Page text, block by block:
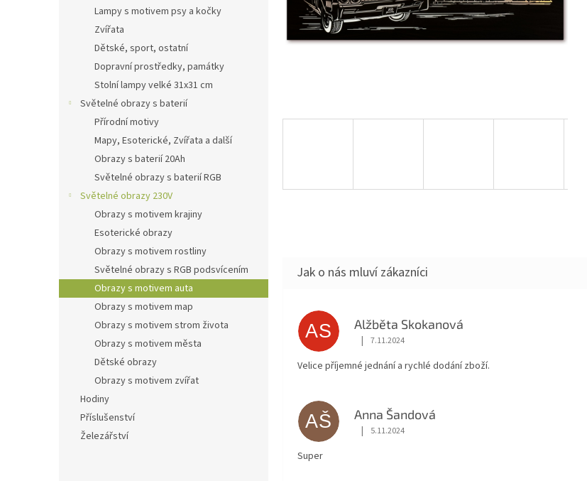
Lampy s motivem psy a kočky
Zvířata
Dětské, sport, ostatní
Dopravní prostředky, památky
Stolní lampy velké 31x31 cm
Světelné obrazy s baterií
Přírodní motivy
Mapy, Esoterické, Zvířata a další
Obrazy s baterií 20Ah
Světelné obrazy s baterií RGB
Světelné obrazy 230V
Obrazy s motivem krajiny
Esoterické obrazy
Obrazy s motivem rostliny
Světelné obrazy s RGB podsvícením
Obrazy s motivem auta
Obrazy s motivem map
Obrazy s motivem strom života
Obrazy s motivem města
Dětské obrazy
Obrazy s motivem zvířat
Hodiny
Příslušenství
Železářství
Jak o nás mluví zákazníci
AS Alžběta Skokanová
Hodnocení obchodu je 5 z 5 hvězdiček.
| 7.11.2024
Velice příjemné jednání a rychlé dodání zboží.
AŠ Anna Šandová
Hodnocení obchodu je 5 z 5 hvězdiček.
| 5.11.2024
Super